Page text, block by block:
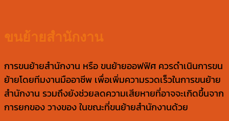
ขนย้ายสำนักงาน
การขนย้ายสำนักงาน หรือ ขนย้ายออฟฟิศ ควรดำเนินการขน
ย้ายโดยทีมงานมืออาชีพ เพื่อเพิ่มความรวดเร็วในการขนย้าย
สำนักงาน รวมถึงยังช่วยลดความเสียหายที่อาจจะเกิดขึ้นจาก
การยกของ วางของ ในขณะที่ขนย้ายสำนักงานด้วย